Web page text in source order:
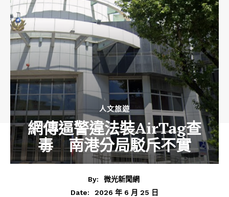
人文旅遊
網傳逼警違法裝AirTag查
毒 南港分局駁斥不實
By:
微光新聞網
Date:
2026 年 6 月 25 日